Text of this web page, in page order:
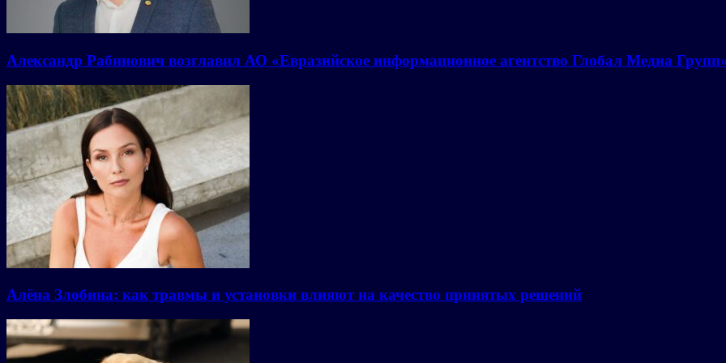
Александр Рабинович возглавил АО «Евразийское информационное агентство Глобал Медиа
Алёна Злобина: как травмы и установки влияют на качество принятых решений